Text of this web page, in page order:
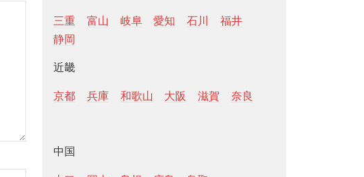
三重 富山 岐阜 愛知 石川
福井
静岡
近畿
京都 兵庫 和歌山 大阪 滋賀 奈良
中国